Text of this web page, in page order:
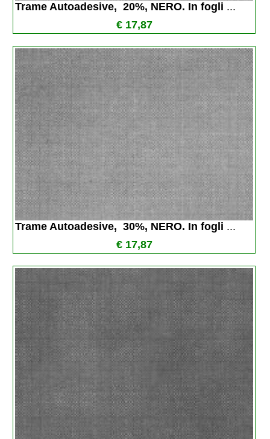
Trame Autoadesive,  20%, NERO. In fogli ...
€ 17,87
Trame Autoadesive,  30%, NERO. In fogli ...
€ 17,87